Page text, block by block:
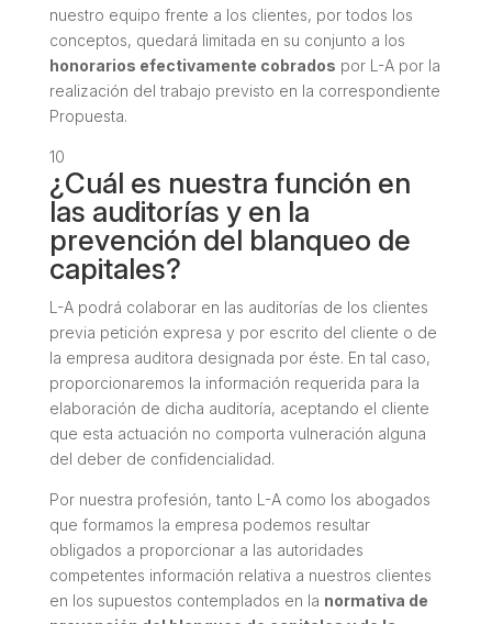
nuestro equipo frente a los clientes, por todos los
conceptos, quedará limitada en su conjunto a los
honorarios efectivamente cobrados por L-A por la
realización del trabajo previsto en la correspondiente
Propuesta.
10
¿Cuál es nuestra función en
las auditorías y en la
prevención del blanqueo de
capitales?
L-A podrá colaborar en las auditorías de los clientes
previa petición expresa y por escrito del cliente o de
la empresa auditora designada por éste. En tal caso,
proporcionaremos la información requerida para la
elaboración de dicha auditoría, aceptando el cliente
que esta actuación no comporta vulneración alguna
del deber de confidencialidad.
Por nuestra profesión, tanto L-A como los abogados
que formamos la empresa podemos resultar
obligados a proporcionar a las autoridades
competentes información relativa a nuestros clientes
en los supuestos contemplados en la normativa de